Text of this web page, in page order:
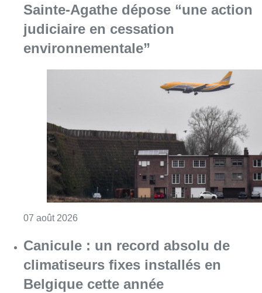
Sainte-Agathe dépose “une action
judiciaire en cessation
environnementale”
07 août 2026
Canicule : un record absolu de
climatiseurs fixes installés en
Belgique cette année